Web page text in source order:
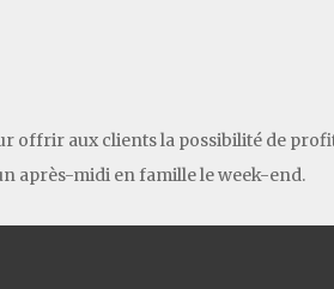
offrir aux clients la possibilité de
après-midi en famille le week-end.